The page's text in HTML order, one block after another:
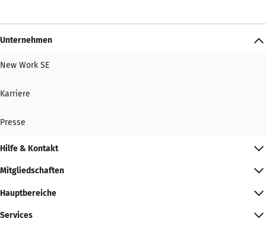
Unternehmen
New Work SE
Karriere
Presse
Hilfe & Kontakt
Mitgliedschaften
Hauptbereiche
Services